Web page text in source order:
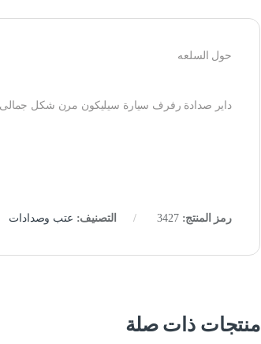
حول السلعه
داير صدادة رفرف سيارة سيليكون مرن شكل جمالى
رمز المنتج:3427 التصنيف: عتب وصدادات
منتجات ذات صلة